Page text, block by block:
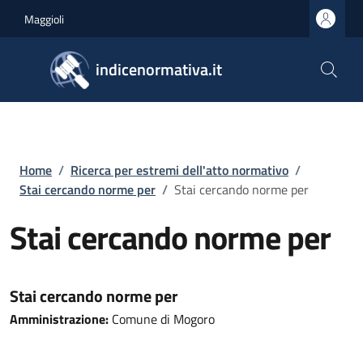
Maggioli
indicenormativa.it
Briciole di pane
Home / Ricerca per estremi dell'atto normativo /
Stai cercando norme per / Stai cercando norme per
Stai cercando norme per
Stai cercando norme per
Amministrazione: Comune di Mogoro